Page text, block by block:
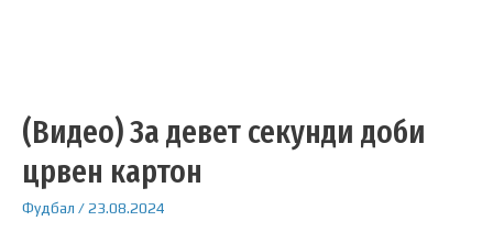
(Видео) За девет секунди доби
црвен картон
Фудбал /23.08.2024